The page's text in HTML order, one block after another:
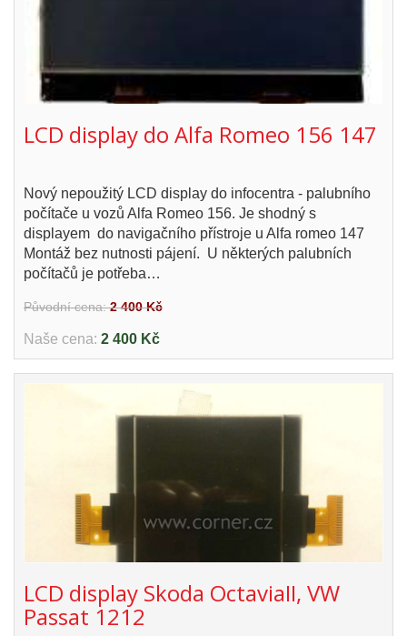
LCD display do Alfa Romeo 156 147
Nový nepoužitý LCD display do infocentra - palubního
počítače u vozů Alfa Romeo 156. Je shodný s
displayem do navigačního přístroje u Alfa romeo 147
Montáž bez nutnosti pájení. U některých palubních
počítačů je potřeba…
Původní cena:2 400 Kč
Naše cena: 2 400 Kč
LCD display Skoda OctaviaII, VW
Passat 1212